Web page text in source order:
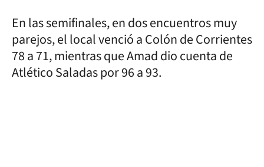
En las semifinales, en dos encuentros muy
parejos, el local venció a Colón de Corrientes
78 a 71, mientras que Amad dio cuenta de
Atlético Saladas por 96 a 93.